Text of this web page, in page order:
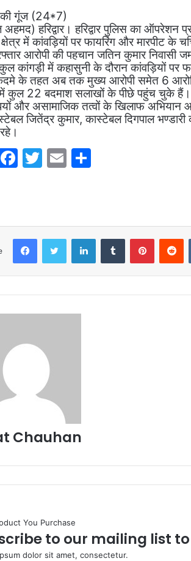
a
c
e
b
o
o
k
w
itt
er
ai
l
ar
e
की गूंज (24*7)
अहमद) हरिद्वार। हरिद्वार पुलिस का
में कांवड़ियों पर फायरिंग और मारपीट के
आरोपी की पहचान जतिन कुमार
कांगड़ी में कहासुनी के दौरान कांवड़ियों पर
के तहत अब तक मुख्य आरोपी समेत 6
में कुल 22 बदमाश सलाखों के पीछे पहुंच चुके
और असामाजिक तत्वों के खिलाफ अभियान
जितेंद्र कुमार, कास्टेबल दिगपाल
F
b
o
o
k
T
E
FacebookTwitter LinkedInTumblr Pinterest
Chauhan
You Purchase
to our mailing list
dolor sit amet, consectetur.